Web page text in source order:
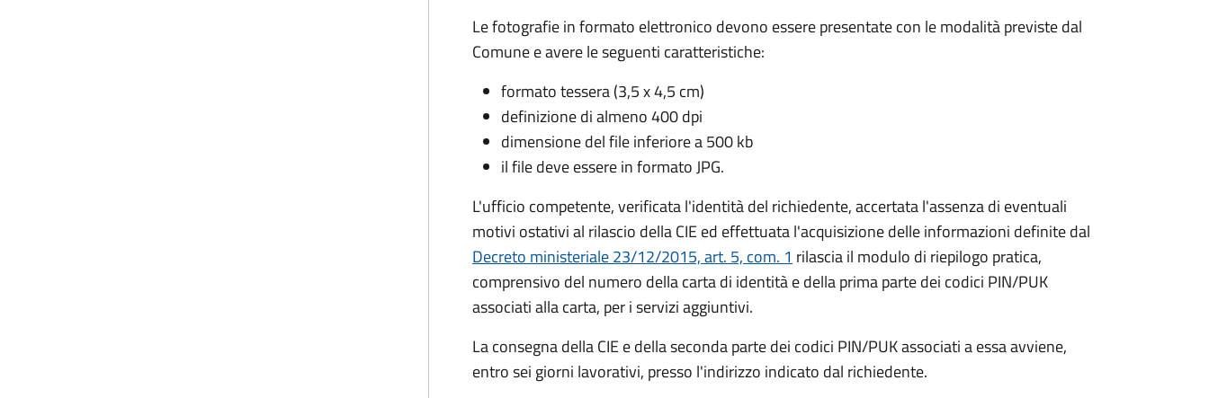
Le fotografie in formato elettronico devono essere presentate con le modalità previste dal
Comune e avere le seguenti caratteristiche:
formato tessera (3,5 x 4,5 cm)
definizione di almeno 400 dpi
dimensione del file inferiore a 500 kb
il file deve essere in formato JPG.
L'ufficio competente, verificata l'identità del richiedente, accertata l'assenza di eventuali
motivi ostativi al rilascio della CIE ed effettuata l'acquisizione delle informazioni definite dal
Decreto ministeriale 23/12/2015, art. 5, com. 1 rilascia il modulo di riepilogo pratica,
comprensivo del numero della carta di identità e della prima parte dei codici PIN/PUK
associati alla carta, per i servizi aggiuntivi.
La consegna della CIE e della seconda parte dei codici PIN/PUK associati a essa avviene,
entro sei giorni lavorativi, presso l'indirizzo indicato dal richiedente.